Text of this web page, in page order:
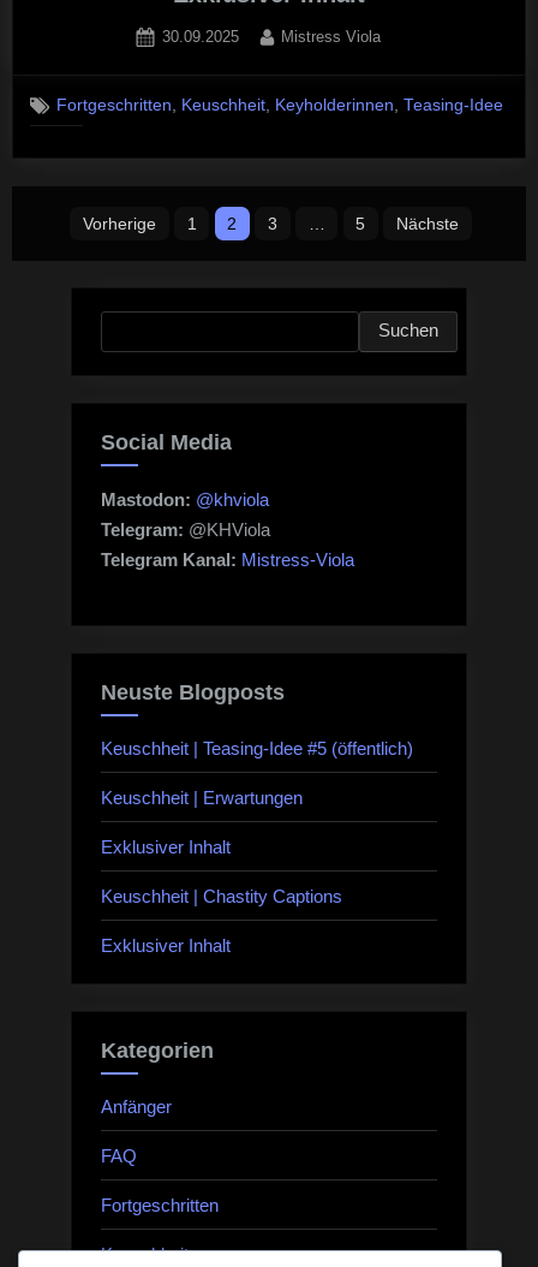
der
Posted
30.09.2025 By
Mistress Viola
Fortgeschritten Keuschheit Keyholderinnen ,Teasing-Idee
Seitennummerierung
Beiträge
Vorherige 1 2 3 5 Nächste
Suchen
Social Media
Mastodon: @khviola
Telegram: @KHViola
Telegram Kanal: Mistress-Viola
Neuste Blogposts
Keuschheit | Teasing-Idee #5 (öffentlich)
Keuschheit | Erwartungen
Exklusiver Inhalt
Keuschheit | Chastity Captions
Exklusiver Inhalt
Kategorien
Anfänger
FAQ
Fortgeschritten
Keuschheit